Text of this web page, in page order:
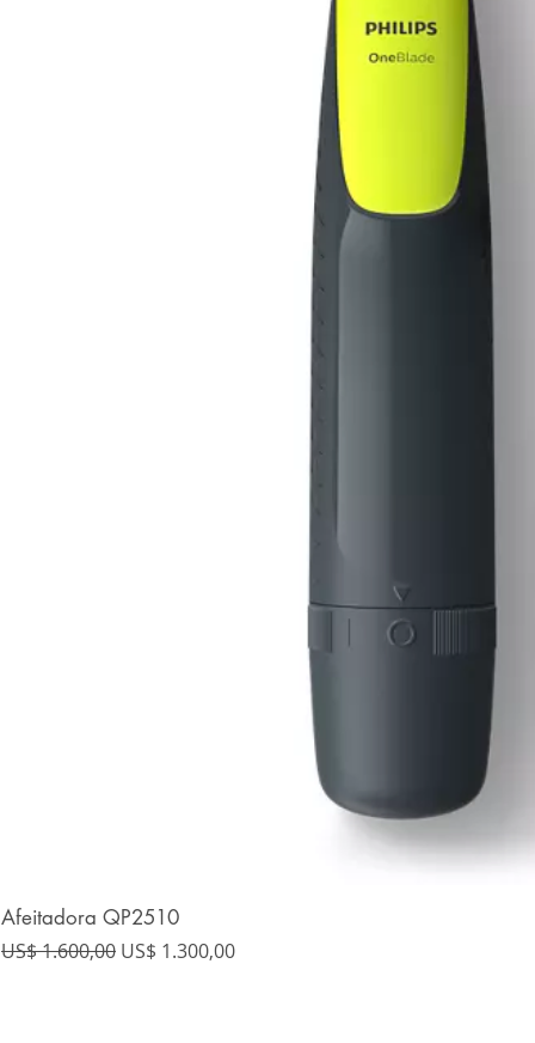
Afeitadora QP2510
Precio
US$ 1.600,00 Precio de oferta
US$ 1.300,00